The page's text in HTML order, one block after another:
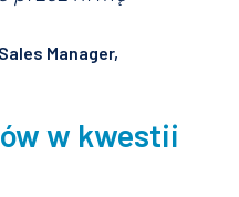
Manager,
w kwestii